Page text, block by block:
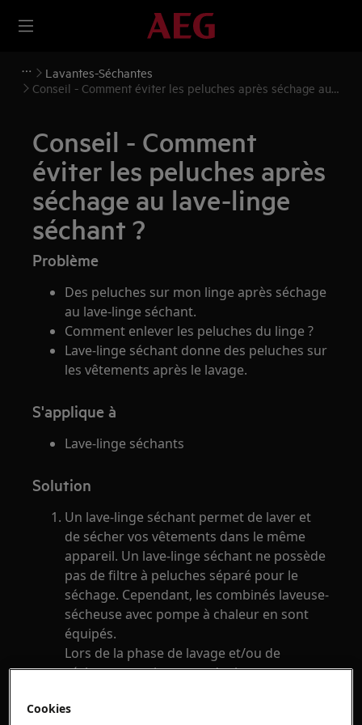
Lavantes-Séchantes
Conseil - Comment éviter les peluches après séchage au
Conseil - Comment
éviter les peluches après
séchage au lave-linge
séchant ?
Problème
Des peluches sur mon linge après séchage
au lave-linge séchant.
Comment enlever les peluches du linge ?
Lave-linge séchant donne des peluches sur
les vêtements après le lavage.
S'applique à
Lave-linge séchants
Solution
Un lave-linge séchant permet de laver et
de sécher vos vêtements dans le même
appareil. Un lave-linge séchant ne possède
pas de filtre à peluches séparé pour le
séchage. Cependant, les combinés laveuse-
sécheuse avec pompe à chaleur en sont
équipés.
Lors de la phase de lavage et/ou de
séchage, certains types de tissus peuvent
peluches libérées peuvent se déposer sur
Cookies